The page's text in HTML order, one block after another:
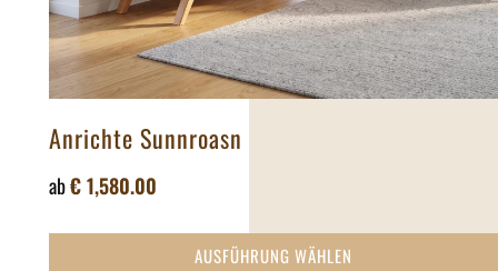
Anrichte Sunnroasn
ab€ 1,580.00
AUSFÜHRUNG WÄHLEN